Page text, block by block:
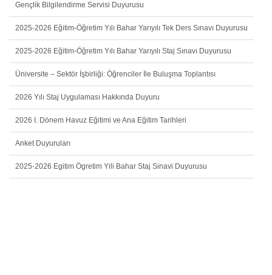
Gençlik Bilgilendirme Servisi Duyurusu
2025-2026 Eğitim-Öğretim Yılı Bahar Yarıyılı Tek Ders Sınavı Duyurusu
2025-2026 Eğitim-Öğretim Yılı Bahar Yarıyılı Staj Sınavı Duyurusu
Üniversite – Sektör İşbirliği: Öğrenciler İle Buluşma Toplantısı
2026 Yılı Staj Uygulaması Hakkında Duyuru
2026 I. Dönem Havuz Eğitimi ve Ana Eğitim Tarihleri
Anket Duyuruları
2025-2026 Egitim Ögretim Yili Bahar Staj Sinavi Duyurusu